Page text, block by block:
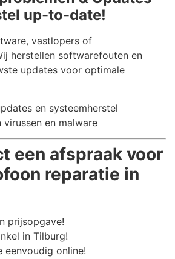
up-to-date!
vastlopers of
herstellen softwarefouten en
updates voor optimale
en systeemherstel
en malware
een afspraak voor
reparatie in
prijsopgave!
in Tilburg!
eenvoudig online!